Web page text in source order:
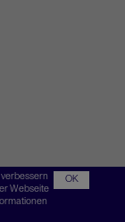
Webseite
OK